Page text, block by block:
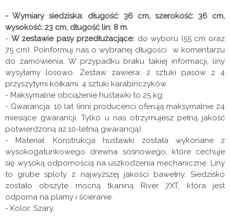
- Wymiary siedziska: długość: 36 cm, szerokość: 36 cm,
wysokość: 23 cm, długość lin: 8 m.
- W zestawie pasy przedłużacjące: do wyboru (55 cm oraz
75 cm). Poinformuj nas o wybranej długości w komentarzu
do zamówienia. W przypadku braku takiej informacji, liny
wysyłamy losowo. Zestaw zawiera: 2 sztuki pasów z 4
przyszytymi kółkami, 4 sztuki karabińczyków.
- Maksymalne obciążenie huśtawki to 25 kg.
- Gwarancja: 10 lat (inni producenci oferują maksymalnie 24
miesiące gwarancji. Tylko u nas otrzymujesz pełną jakość
potwierdzoną aż 10-letnią gwarancją).
- Materiał: Konstrukcja huśtawki została wykonane z
wysokogatunkowego drewna sosnowego, które cechuje
się wysoką odpornością na uszkodzenia mechaniczne. Liny
to grube sploty z najwyższej jakości bawełny. Siedzisko
zostało obszyte mocną tkaniną River 7XT, która jest
odporna na plamy i ścieranie.
- Kolor: Szary.